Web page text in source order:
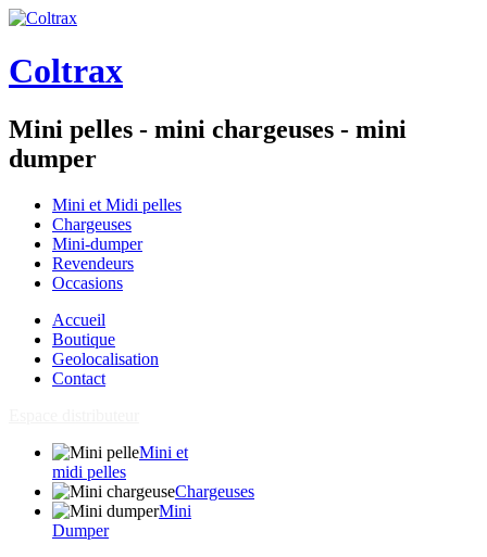
Coltrax
Mini pelles - mini chargeuses - mini
dumper
Mini et Midi pelles
Chargeuses
Mini-dumper
Revendeurs
Occasions
Accueil
Boutique
Geolocalisation
Contact
Mini et
midi pelles
Chargeuses
Mini
Dumper